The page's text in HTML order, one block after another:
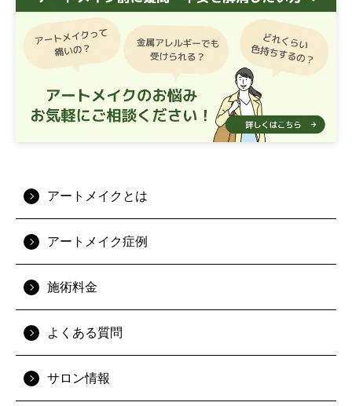
アートメイクとは
アートメイク症例
施術料金
よくある質問
サロン情報